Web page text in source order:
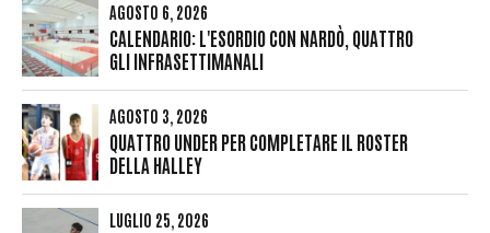
AGOSTO 6, 2026
CALENDARIO: L'ESORDIO CON NARDÒ, QUATTRO
GLI INFRASETTIMANALI
AGOSTO 3, 2026
QUATTRO UNDER PER COMPLETARE IL ROSTER
DELLA HALLEY
LUGLIO 25, 2026